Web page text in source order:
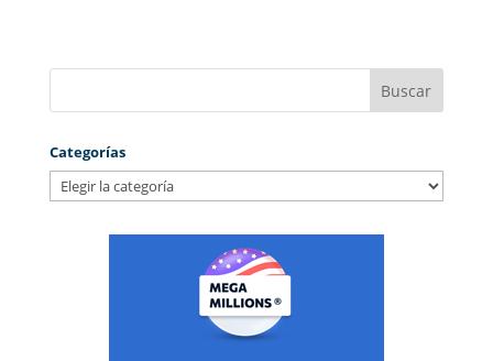
Categorías
Categorías